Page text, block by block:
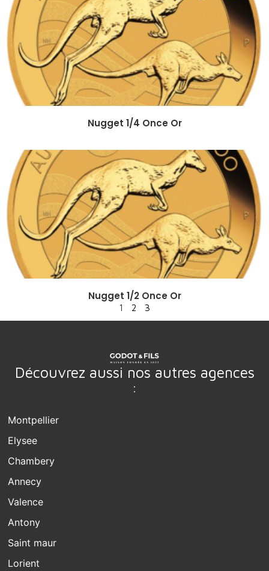
Nugget 1/4 Once Or
Nugget 1/2 Once Or
1 2 3
Découvrez aussi nos autres agences
:
Montpellier
Elysee
Chambery
Annecy
Valence
Antony
Saint maur
Lorient